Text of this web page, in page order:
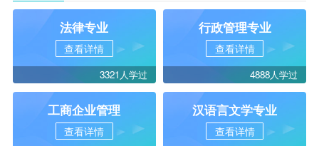
法律专业
查看详情
3321人学过
行政管理专业
查看详情
4888人学过
工商企业管理
查看详情
汉语言文学专业
查看详情